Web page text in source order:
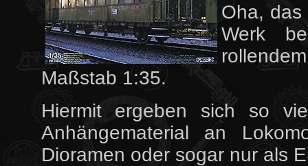
Oha, das
Werk
Maßstab 1:35.
Hiermit ergeben sich so
Anhängematerial an
Dioramen oder sogar nur als